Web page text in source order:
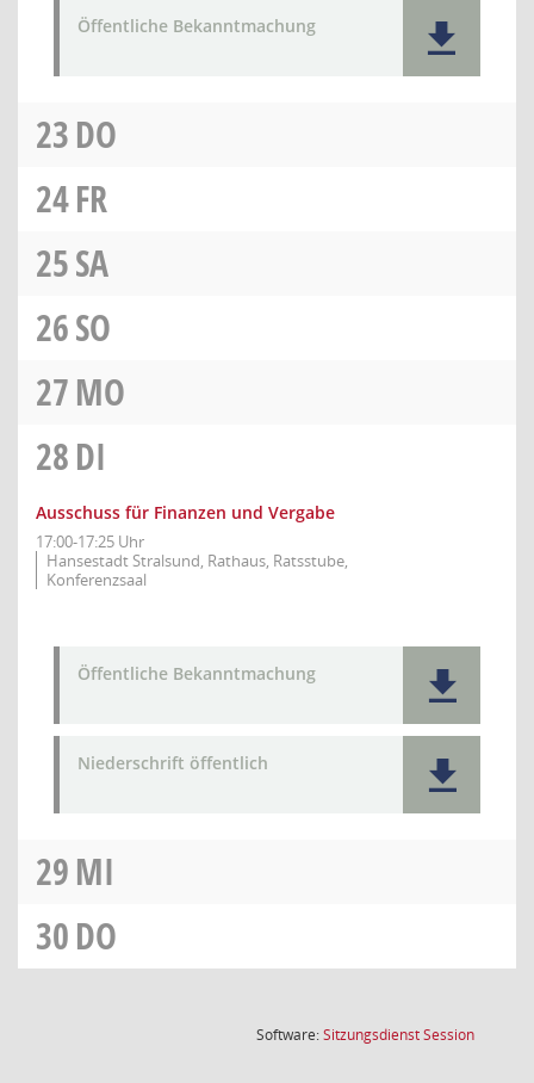
Öffentliche Bekanntmachung
23DO
24FR
25SA
26SO
27MO
28DI
Ausschuss für Finanzen und Vergabe
17:00-17:25 Uhr
Hansestadt Stralsund, Rathaus, Ratsstube,
Konferenzsaal
Öffentliche Bekanntmachung
Niederschrift öffentlich
29MI
30DO
Software:SitzungsdienstSession(Wird in